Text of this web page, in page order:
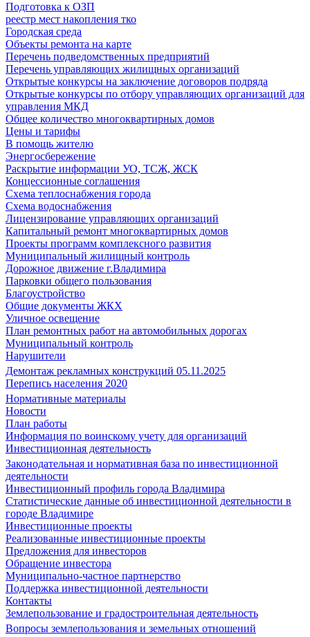
Подготовка к ОЗП
реестр мест накопления тко
Городская среда
Объекты ремонта на карте
Перечень подведомственных предприятий
Перечень управляющих жилищных организаций
Открытые конкурсы на заключение договоров подряда
Открытые конкурсы по отбору управляющих организаций для
управления МКД
Общее количество многоквартирных домов
Цены и тарифы
В помощь жителю
Энергосбережение
Раскрытие информации УО, ТСЖ, ЖСК
Концессионные соглашения
Схема теплоснабжения города
Схема водоснабжения
Лицензирование управляющих организаций
Капитальный ремонт многоквартирных домов
Проекты программ комплексного развития
Муниципальный жилищный контроль
Дорожное движение г.Владимира
Парковки общего пользования
Благоустройство
Общие документы ЖКХ
Уличное освещение
План ремонтных работ на автомобильных дорогах
Муниципальный контроль
Нарушители
Демонтаж рекламных конструкций 05.11.2025
Перепись населения 2020
Нормативные материалы
Новости
План работы
Информация по воинскому учету для организаций
Инвестиционная деятельность
Законодательная и нормативная база по инвестиционной
деятельности
Инвестиционный профиль города Владимира
Статистические данные об инвестиционной деятельности в
городе Владимире
Инвестиционные проекты
Реализованные инвестиционные проекты
Предложения для инвесторов
Обращение инвестора
Муниципально-частное партнерство
Поддержка инвестиционной деятельности
Контакты
Землепользование и градостроительная деятельность
Вопросы землепользования и земельных отношений